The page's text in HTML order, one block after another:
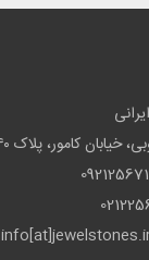
کامور، پلاک ۱۴۰ واحد ۲